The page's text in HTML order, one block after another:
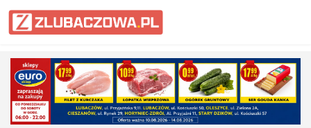
Informacje Lubaczów, powiat